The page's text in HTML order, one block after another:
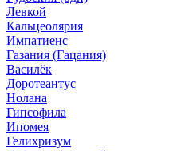
Левкой
Кальцеолярия
Импатиенс
Газания (Гацания)
Василёк
Доротеантус
Нолана
Гипсофила
Ипомея
Гелихризум